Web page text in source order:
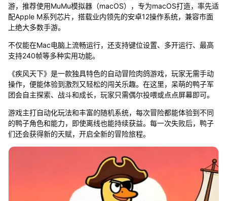
游，推荐使用MuMu模拟器（macOS），专为macOS打造，率先适
配Apple M系列芯片，搭载业内领先的安卓12操作系统，兼容市面
上绝大多数手游。
不仅能在Mac电脑上流畅运行，还支持键位设置、多开运行、最高
支持240帧等多种实用功能。
《疾风天下》是一款独具特色的自动冒险肉鸽游戏，玩家无需手动
操作，便能体验到激烈又轻松的闯关乐趣。在这里，呆萌的鸭子军
团会自主探索、战斗和成长，玩家只需偶尔投喂或点点屏幕即可。
游戏主打自动化玩法和丰富的随机系统，每次冒险都能体验到不同
的鸭子角色和能力，即使离线也能持续获益。每一次失败后，鸭子
们还会获得新的天赋，开启全新的冒险旅程。